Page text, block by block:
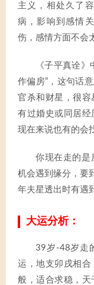
主义，相处久了
病，影响到感情
伤，感情方面不会
《子平真诠
作偏房”，这句话
官杀和财星，很
有过婚史或同居经
现在来说也有的会
你现在走的是
机会遇到缘分，要
年夫星透出时有遇
大运分析：
39岁-48岁走
运，地支卯戌相合
般，适合求稳，